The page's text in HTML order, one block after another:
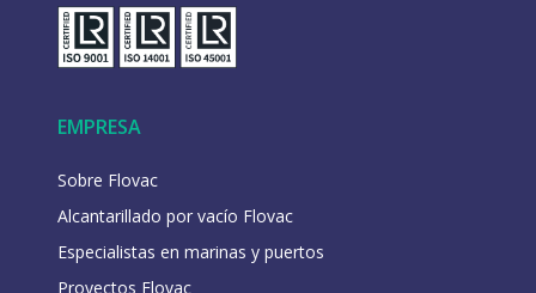
EMPRESA
Sobre Flovac
Alcantarillado por vacío Flovac
Especialistas en marinas y puertos
Proyectos Flovac